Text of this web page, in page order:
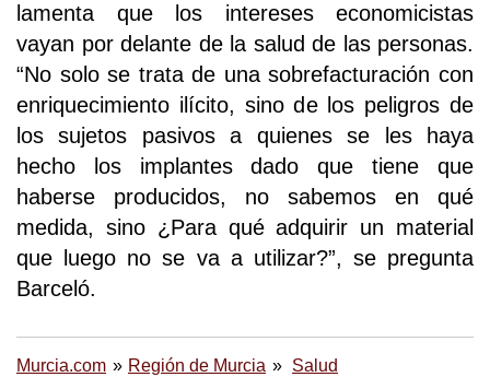
lamenta que los intereses economicistas
vayan por delante de la salud de las personas.
“No solo se trata de una sobrefacturación con
enriquecimiento ilícito, sino de los peligros de
los sujetos pasivos a quienes se les haya
hecho los implantes dado que tiene que
haberse producidos, no sabemos en qué
medida, sino ¿Para qué adquirir un material
que luego no se va a utilizar?”, se pregunta
Barceló.
Murcia.com Región de Murcia Salud